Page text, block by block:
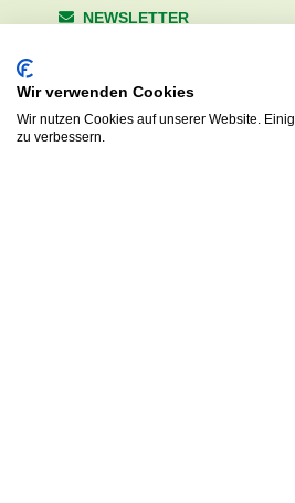
NEWSLETTER
Wir verwenden Cookies
Wir nutzen Cookies auf unserer Website.
zu verbessern.